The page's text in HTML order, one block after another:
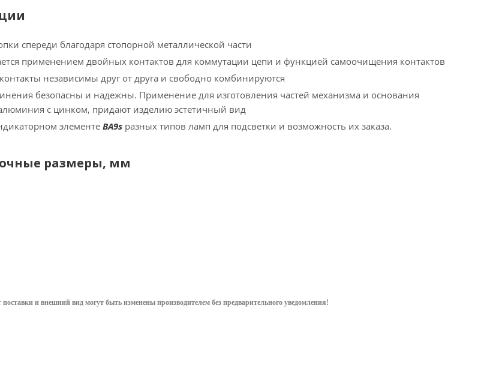
спереди благодаря стопорной металлической части
применением двойных контактов для коммутации цепи и функцией самоочищения контактов
независимы друг от друга и свободно комбинируются
безопасны и надежны. Применение для изготовления частей механизма и основания
с цинком, придают изделию эстетичный вид
элементе BA9s разных типов ламп для подсветки и возможность их заказа.
размеры, мм
и внешний вид могут быть изменены производителем без предварительного уведомления!